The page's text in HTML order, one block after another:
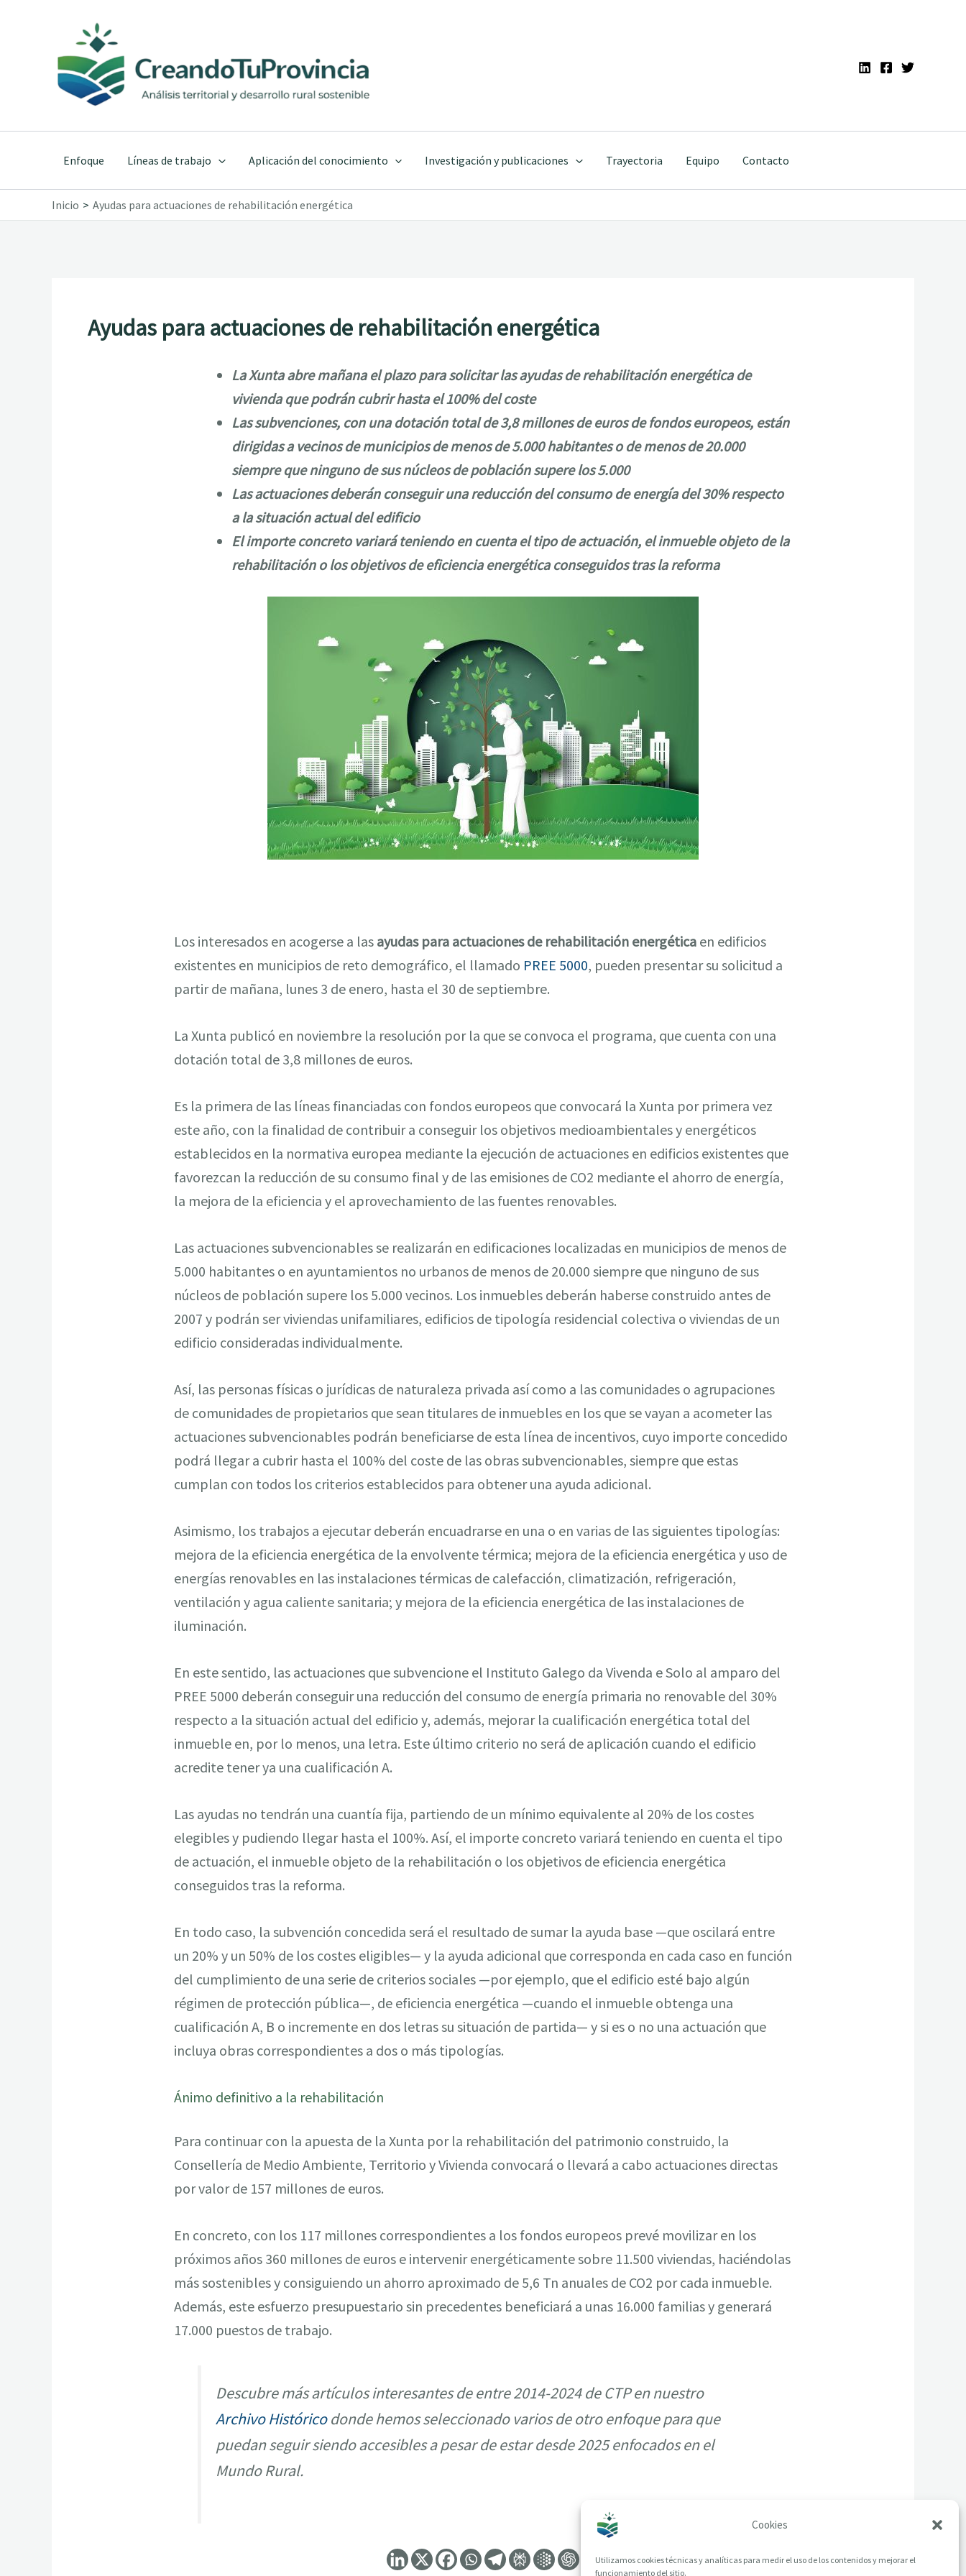
Cookies
Utilizamos cookies técnicas y analíticas para medir el uso de los contenidos y mejorar el
funcionamiento del sitio.
contenido
Enfoque Líneas de trabajo Aplicación del conocimiento Investigación y publicaciones Trayectoria Equipo Contacto
Inicio Ayudas para actuaciones de rehabilitación energética
Ayudas para actuaciones de rehabilitación energética
La Xunta abre mañana el plazo para solicitar las ayudas de rehabilitación energética de
vivienda que podrán cubrir hasta el 100% del coste
Las subvenciones, con una dotación total de 3,8 millones de euros de fondos europeos, están
dirigidas a vecinos de municipios de menos de 5.000 habitantes o de menos de 20.000
siempre que ninguno de sus núcleos de población supere los 5.000
Las actuaciones deberán conseguir una reducción del consumo de energía del 30% respecto
a la situación actual del edificio
El importe concreto variará teniendo en cuenta el tipo de actuación, el inmueble objeto de la
rehabilitación o los objetivos de eficiencia energética conseguidos tras la reforma
Los interesados en acogerse a las ayudas para actuaciones de rehabilitación energética en edificios
existentes en municipios de reto demográfico, el llamado PREE 5000, pueden presentar su solicitud a
partir de mañana, lunes 3 de enero, hasta el 30 de septiembre.
La Xunta publicó en noviembre la resolución por la que se convoca el programa, que cuenta con una
dotación total de 3,8 millones de euros.
Es la primera de las líneas financiadas con fondos europeos que convocará la Xunta por primera vez
este año, con la finalidad de contribuir a conseguir los objetivos medioambientales y energéticos
establecidos en la normativa europea mediante la ejecución de actuaciones en edificios existentes que
favorezcan la reducción de su consumo final y de las emisiones de CO2 mediante el ahorro de energía,
la mejora de la eficiencia y el aprovechamiento de las fuentes renovables.
Las actuaciones subvencionables se realizarán en edificaciones localizadas en municipios de menos de
5.000 habitantes o en ayuntamientos no urbanos de menos de 20.000 siempre que ninguno de sus
núcleos de población supere los 5.000 vecinos. Los inmuebles deberán haberse construido antes de
2007 y podrán ser viviendas unifamiliares, edificios de tipología residencial colectiva o viviendas de un
edificio consideradas individualmente.
Así, las personas físicas o jurídicas de naturaleza privada así como a las comunidades o agrupaciones
de comunidades de propietarios que sean titulares de inmuebles en los que se vayan a acometer las
actuaciones subvencionables podrán beneficiarse de esta línea de incentivos, cuyo importe concedido
podrá llegar a cubrir hasta el 100% del coste de las obras subvencionables, siempre que estas
cumplan con todos los criterios establecidos para obtener una ayuda adicional.
Asimismo, los trabajos a ejecutar deberán encuadrarse en una o en varias de las siguientes tipologías:
mejora de la eficiencia energética de la envolvente térmica; mejora de la eficiencia energética y uso de
energías renovables en las instalaciones térmicas de calefacción, climatización, refrigeración,
ventilación y agua caliente sanitaria; y mejora de la eficiencia energética de las instalaciones de
iluminación.
En este sentido, las actuaciones que subvencione el Instituto Galego da Vivenda e Solo al amparo del
PREE 5000 deberán conseguir una reducción del consumo de energía primaria no renovable del 30%
respecto a la situación actual del edificio y, además, mejorar la cualificación energética total del
inmueble en, por lo menos, una letra. Este último criterio no será de aplicación cuando el edificio
acredite tener ya una cualificación A.
Las ayudas no tendrán una cuantía fija, partiendo de un mínimo equivalente al 20% de los costes
elegibles y pudiendo llegar hasta el 100%. Así, el importe concreto variará teniendo en cuenta el tipo
de actuación, el inmueble objeto de la rehabilitación o los objetivos de eficiencia energética
conseguidos tras la reforma.
En todo caso, la subvención concedida será el resultado de sumar la ayuda base —que oscilará entre
un 20% y un 50% de los costes eligibles— y la ayuda adicional que corresponda en cada caso en función
del cumplimiento de una serie de criterios sociales —por ejemplo, que el edificio esté bajo algún
régimen de protección pública—, de eficiencia energética —cuando el inmueble obtenga una
cualificación A, B o incremente en dos letras su situación de partida— y si es o no una actuación que
incluya obras correspondientes a dos o más tipologías.
Ánimo definitivo a la rehabilitación
Para continuar con la apuesta de la Xunta por la rehabilitación del patrimonio construido, la
Consellería de Medio Ambiente, Territorio y Vivienda convocará o llevará a cabo actuaciones directas
por valor de 157 millones de euros.
En concreto, con los 117 millones correspondientes a los fondos europeos prevé movilizar en los
próximos años 360 millones de euros e intervenir energéticamente sobre 11.500 viviendas, haciéndolas
más sostenibles y consiguiendo un ahorro aproximado de 5,6 Tn anuales de CO2 por cada inmueble.
Además, este esfuerzo presupuestario sin precedentes beneficiará a unas 16.000 familias y generará
17.000 puestos de trabajo.
Descubre más artículos interesantes de entre 2014-2024 de CTP en nuestro
Archivo Históricodonde hemos seleccionado varios de otro enfoque para que
puedan seguir siendo accesibles a pesar de estar desde 2025 enfocados en el
Mundo Rural.